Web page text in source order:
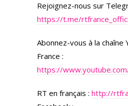
Rejoignez-nous sur
https://t.me/
Abonnez-vous à la chaîne
France :
https://
RT en français : http://